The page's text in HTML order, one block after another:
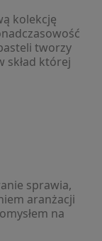
kolekcję
tworzy
skład której
sprawia,
aranżacji
na